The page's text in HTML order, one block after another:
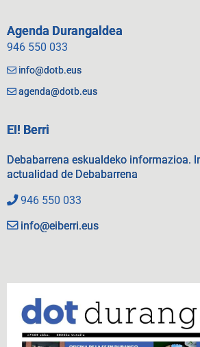
Agenda Durangaldea
946 550 033
info@dotb.eus
agenda@dotb.eus
EI! Berri
Debabarrena eskualdeko informazioa.
actualidad de Debabarrena
946 550 033
info@eiberri.eus